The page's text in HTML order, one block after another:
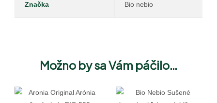
Značka Bio nebio
Možno by sa Vám páčilo…